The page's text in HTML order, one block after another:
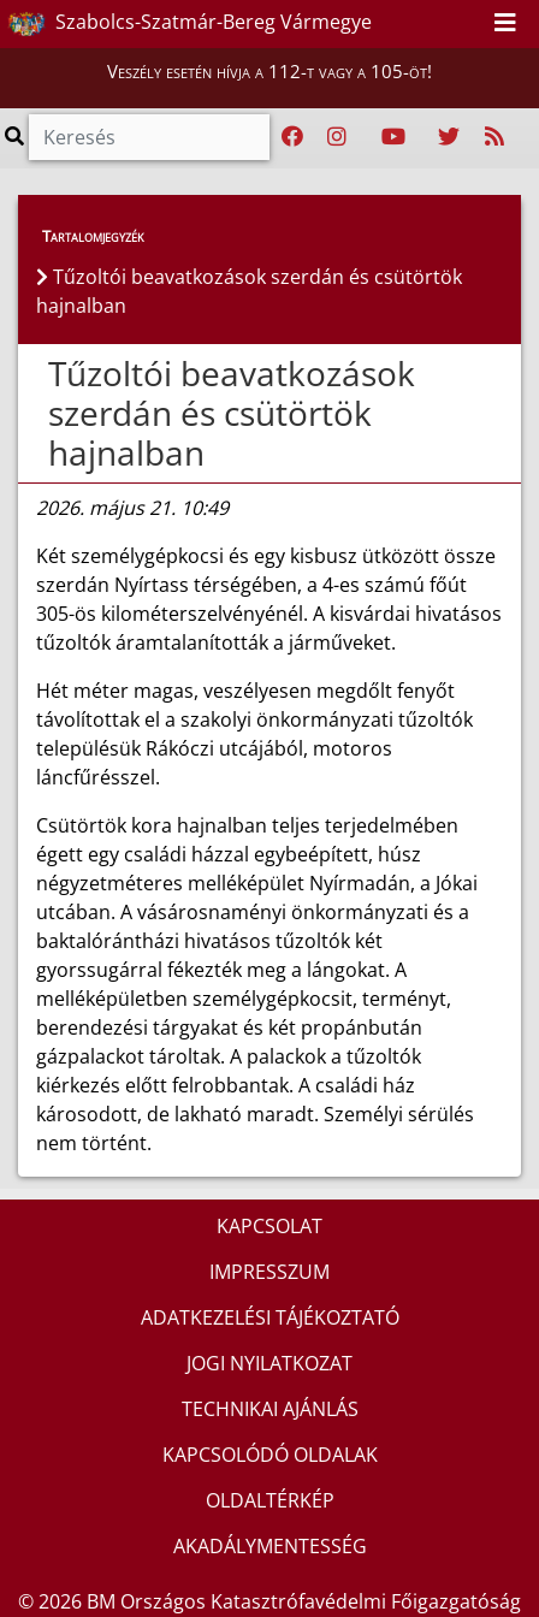
Szabolcs-Szatmár-Bereg Vármegye
Veszély esetén hívja a 112-t vagy a 105-öt!
Híreink > Hírek
Tartalomjegyzék
Tűzoltói beavatkozások szerdán és csütörtök
hajnalban
Tűzoltói beavatkozások
szerdán és csütörtök
hajnalban
2026. május 21. 10:49
Két személygépkocsi és egy kisbusz ütközött össze
szerdán Nyírtass térségében, a 4-es számú főút
305-ös kilométerszelvényénél. A kisvárdai hivatásos
tűzoltók áramtalanították a járműveket.
Hét méter magas, veszélyesen megdőlt fenyőt
távolítottak el a szakolyi önkormányzati tűzoltók
településük Rákóczi utcájából, motoros
láncfűrésszel.
Csütörtök kora hajnalban teljes terjedelmében
égett egy családi házzal egybeépített, húsz
négyzetméteres melléképület Nyírmadán, a Jókai
utcában. A vásárosnaményi önkormányzati és a
baktalórántházi hivatásos tűzoltók két
gyorssugárral fékezték meg a lángokat. A
melléképületben személygépkocsit, terményt,
berendezési tárgyakat és két propánbután
gázpalackot tároltak. A palackok a tűzoltók
kiérkezés előtt felrobbantak. A családi ház
károsodott, de lakható maradt. Személyi sérülés
nem történt.
KAPCSOLAT
IMPRESSZUM
ADATKEZELÉSI TÁJÉKOZTATÓ
JOGI NYILATKOZAT
TECHNIKAI AJÁNLÁS
KAPCSOLÓDÓ OLDALAK
OLDALTÉRKÉP
AKADÁLYMENTESSÉG
© 2026 BM Országos Katasztrófavédelmi Főigazgatóság